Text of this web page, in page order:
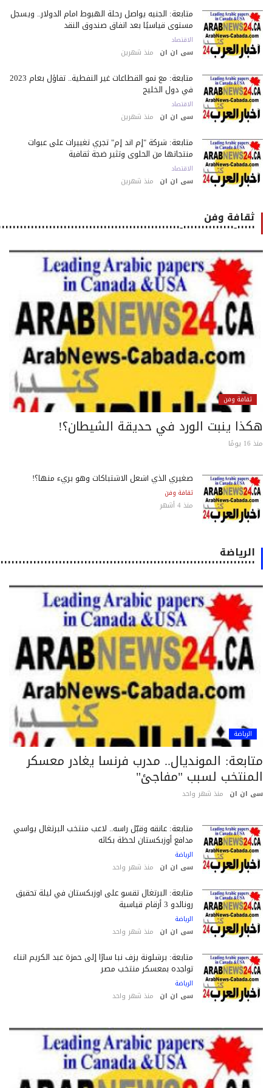
متابعة: الجنيه يواصل رحلة الهبوط أمام الدولار.. ويسجل
مستوى قياسيًا بعد اتفاق صندوق النقد
الاقتصاد
سى ان ان منذ شهرين
متابعة: مع نمو القطاعات غير النفطية.. تفاؤل بعام 2023
في دول الخليج
الاقتصاد
سى ان ان منذ شهرين
متابعة: شركة "إم أند إم" تجري تغييرات على عبوات
منتجاتها من الحلوى وتثير ضجة ثقافية
الاقتصاد
سى ان ان منذ شهرين
ثقافة وفن
٠٠٠٠٠-٠٠٠٠٠٠٠٠٠٠٠٠٠٠-٠٠٠٠٠٠٠٠٠٠٠٠٠٠٠٠٠٠٠٠٠٠٠٠٠٠٠٠٠٠٠٠٠٠٠٠٠٠٠٠٠٠٠٠٠٠٠٠٠٠٠٠٠
ثقافة وفن
ينبت الورد في حديقة الشيطان؟!
صغيري الذي أشعل الاشتباكات وهو بريء منها؟!
ثقافة وفن
منذ 4 أشهر
الرياضة
٠٠٠٠٠٠٠٠٠٠٠٠٠٠٠٠٠٠٠٠٠٠٠٠٠٠٠٠٠٠٠٠٠٠٠٠٠٠٠٠٠٠٠٠٠٠٠٠٠٠٠٠٠٠٠٠٠٠٠٠٠٠٠٠٠٠٠٠٠٠٠٠٠٠
الرياضة
المونديال.. مدرب فرنسا يغادر معسكر
لسبب "مفاجئ"
ان ان منذ شهر واحد
متابعة: عانقه وقبّل رأسه.. لاعب منتخب البرتغال يواسي
مدافع أوزبكستان لحظة بكائه
الرياضة
سى ان ان منذ شهر واحد
متابعة: البرتغال تقسو على أوزبكستان في ليلة تحقيق
رونالدو 3 أرقام قياسية
الرياضة
سى ان ان منذ شهر واحد
متابعة: برشلونة يزف نبأ سارًا إلى حمزة عبد الكريم أثناء
تواجده بمعسكر منتخب مصر
الرياضة
سى ان ان منذ شهر واحد